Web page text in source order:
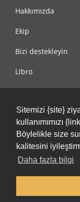
Sitemizi {site}
kullanımımızı
Böylelikle size
kalitesini
Daha fazla bilgi
Hakkımızda
Ekip
Bizi destekleyin
Libro
Kullanım Koşulları
Bize ulaşın
©